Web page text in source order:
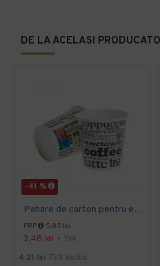
DE LA ACELASI
-41 %
Pahare de carton pentru espresso, 4 Oz, 50 buc/set
PRP 5,85 lei
3,48 lei + TVA
4,21 lei TVA inclus